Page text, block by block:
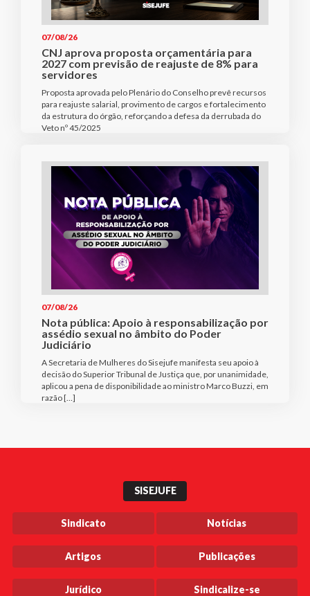
07/08/26
CNJ aprova proposta orçamentária para
2027 com previsão de reajuste de 8% para
servidores
Proposta aprovada pelo Plenário do Conselho prevê recursos
para reajuste salarial, provimento de cargos e fortalecimento
da estrutura do órgão, reforçando a defesa da derrubada do
Veto nº 45/2025
07/08/26
Nota pública: Apoio à responsabilização por
assédio sexual no âmbito do Poder
Judiciário
A Secretaria de Mulheres do Sisejufe manifesta seu apoio à
decisão do Superior Tribunal de Justiça que, por unanimidade,
aplicou a pena de disponibilidade ao ministro Marco Buzzi, em
razão […]
SISEJUFE
Sindicato Notícias
Artigos Publicações
Jurídico Sindicalize-se